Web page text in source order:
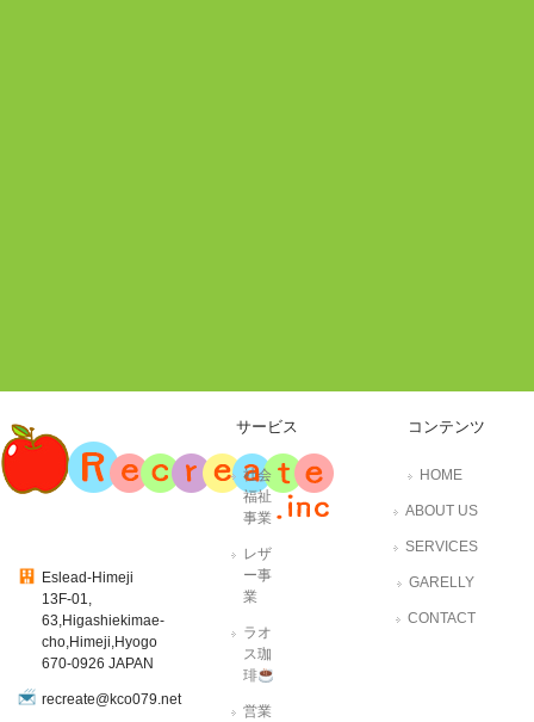
Eslead-Himeji
13F-01,
63,Higashiekimae-
cho,Himeji,Hyogo
670-0926 JAPAN
recreate@kco079.net
サービス
社会
福祉
事業
レザ
ー事
業
ラオ
ス珈
琲
営業
コンテンツ
HOME
ABOUT US
SERVICES
GARELLY
CONTACT